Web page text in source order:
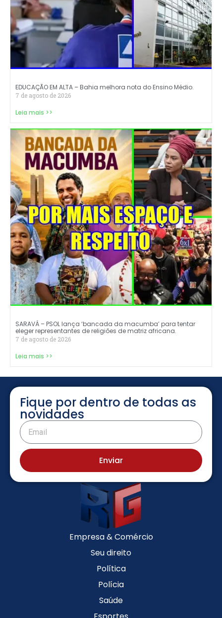
EDUCAÇÃO EM ALTA – Bahia melhora nota do Ensino Médio.
7 de agosto de 2026
Leia mais >>
SARAVÁ – PSOL lança ‘bancada da macumba’ para tentar
eleger representantes de religiões de matriz africana.
7 de agosto de 2026
Leia mais >>
Fique por dentro de todas as
novidades
Enviar
Empresa & Comércio
Seu direito
Política
Polícia
Saúde